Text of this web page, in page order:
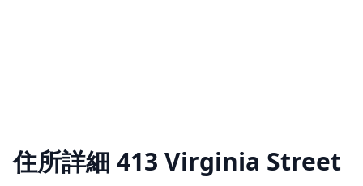
住所詳細 413 Virginia Street